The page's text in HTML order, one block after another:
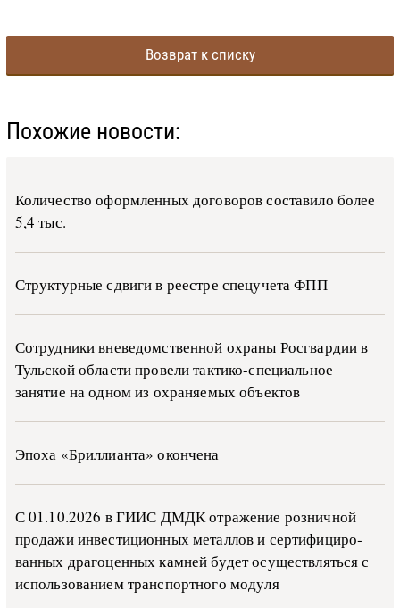
Возврат к списку
Похожие новости:
Количество оформленных договоров составило более
5,4 тыс.
Структурные сдвиги в реестре спецучета ФПП
Сотрудники вневедомственной охраны Росгвардии в
Тульской области провели тактико-специальное
занятие на одном из охраняемых объектов
Эпоха «Бриллианта» окончена
С 01.10.2026 в ГИИС ДМДК от­ра­же­ние роз­ни­ч­ной
про­да­жи ин­ве­сти­ци­он­ных ме­тал­лов и сер­ти­фи­ци­ро­
ван­ных дра­го­цен­ных ка­м­ней бу­дет осу­ще­ств­лять­ся с
ис­поль­зо­ва­ни­ем тран­с­пор­т­но­го мо­ду­ля